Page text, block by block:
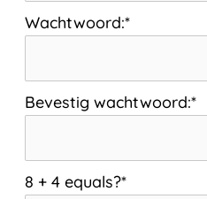
Wachtwoord:*
Bevestig wachtwoord:*
8 + 4 equals?*